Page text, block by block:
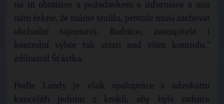
na ni obrátíme s požadavkem o informace a ona
nám řekne, že máme smůlu, protože musí zachovat
obchodní tajemství. Radnice, zastupitelé i
kontrolní výbor tak ztratí nad vším kontrolu,"
zdůraznil Šťástka.
Podle Landy je však spolupráce s advokátní
kanceláří jedním z kroků, aby byla radnice